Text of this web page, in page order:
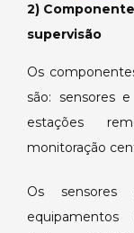
2)
supervisão
Os
são: sensores
estações
monitoração
Os sensores